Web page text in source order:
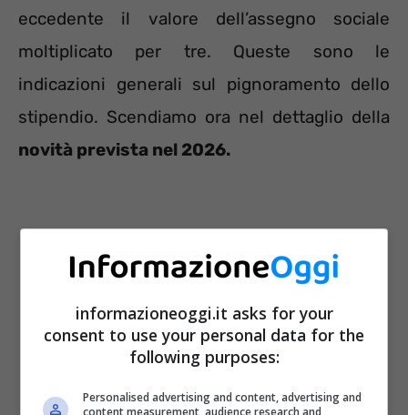
eccedente il valore dell’assegno sociale
moltiplicato per tre. Queste sono le
indicazioni generali sul pignoramento dello
stipendio. Scendiamo ora nel dettaglio della
novità prevista nel 2026.
informazioneoggi.it asks for your
consent to use your personal data for the
following purposes:
Personalised advertising and content, advertising and
content measurement, audience research and